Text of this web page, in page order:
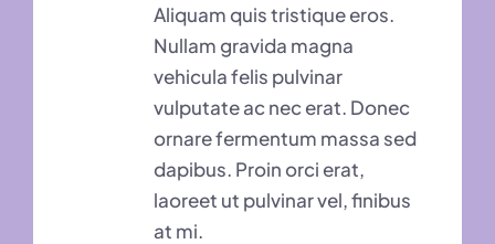
Aliquam quis tristique eros.
Nullam gravida magna
vehicula felis pulvinar
vulputate ac nec erat. Donec
ornare fermentum massa sed
dapibus. Proin orci erat,
laoreet ut pulvinar vel, finibus
at mi.